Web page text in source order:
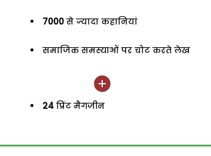
7000 से ज्यादा कहानियां
समाजिक समस्याओं पर चोट करते लेख
24 प्रिंट मैगजीन